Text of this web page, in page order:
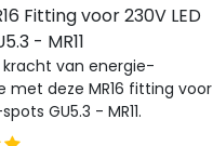
Fitting voor 230V LED
- MR11
kracht van energie-
met deze MR16 fitting voor
GU5.3 - MR11.
te installer...